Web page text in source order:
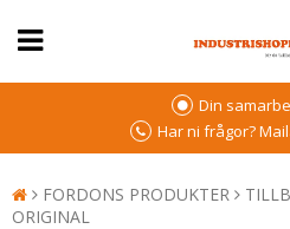
Din
Har ni frågor?
FORDONS PRODUKTER
ORIGINAL